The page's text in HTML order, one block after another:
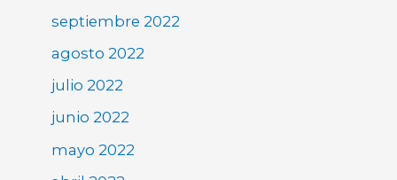
septiembre 2022
agosto 2022
julio 2022
junio 2022
mayo 2022